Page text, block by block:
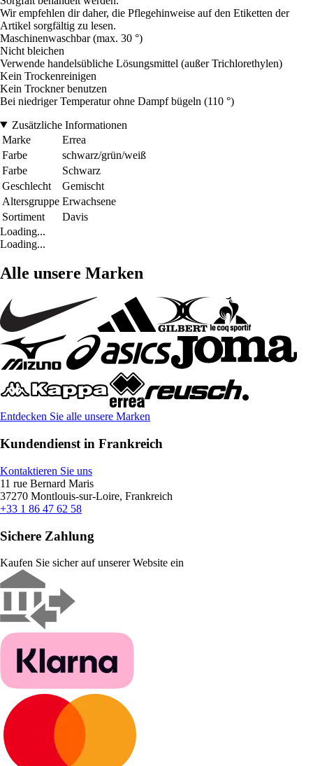
Wir empfehlen dir daher, die Pflegehinweise auf den Etiketten der
Artikel sorgfältig zu lesen.
Maschinenwaschbar (max. 30 °)
Nicht bleichen
Verwende handelsübliche Lösungsmittel (außer Trichlorethylen)
Kein Trockenreinigen
Kein Trockner benutzen
Bei niedriger Temperatur ohne Dampf bügeln (110 °)
Zusätzliche Informationen
Marke
Errea
Farbe
schwarz/grün/weiß
Farbe
Schwarz
Geschlecht
Gemischt
Altersgruppe Erwachsene
Sortiment
Davis
Loading...
Loading...
Alle unsere Marken
Entdecken Sie alle unsere Marken
Kundendienst in Frankreich
Kontaktieren Sie uns
11 rue Bernard Maris
37270 Montlouis-sur-Loire, Frankreich
+33 1 86 47 62 58
Sichere Zahlung
Kaufen Sie sicher auf unserer Website ein